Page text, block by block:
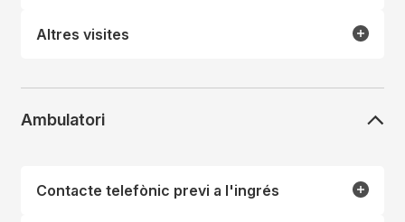
Altres visites
Ambulatori
Contacte telefònic previ a l'ingrés